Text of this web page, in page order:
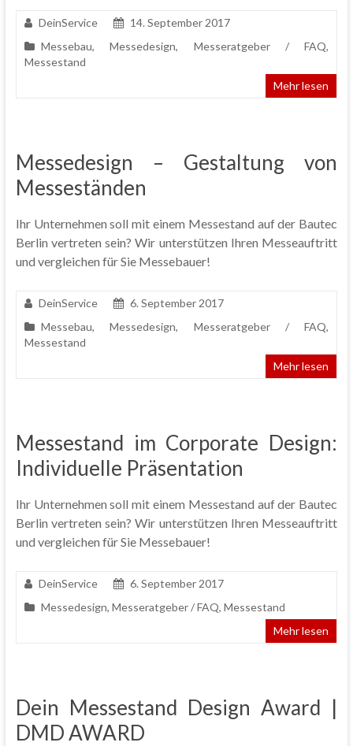
DeinService
14. September 2017
Messebau,Messedesign, Messeratgeber / FAQ,
Messestand
Mehr lesen
Messedesign – Gestaltung von
Messeständen
Ihr Unternehmen soll mit einem Messestand auf der Bautec
Berlin vertreten sein? Wir unterstützen Ihren Messeauftritt
und vergleichen für Sie Messebauer!
DeinService
6. September 2017
Messebau,Messedesign, Messeratgeber / FAQ,
Messestand
Mehr lesen
Messestand im Corporate Design:
Individuelle Präsentation
Ihr Unternehmen soll mit einem Messestand auf der Bautec
Berlin vertreten sein? Wir unterstützen Ihren Messeauftritt
und vergleichen für Sie Messebauer!
DeinService
6. September 2017
Messedesign, Messeratgeber / FAQ, Messestand
Mehr lesen
Dein Messestand Design Award |
DMD AWARD